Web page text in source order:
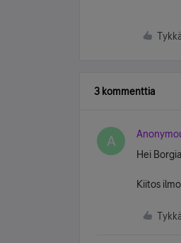
3 kommenttia
A
Hei
Kiitos